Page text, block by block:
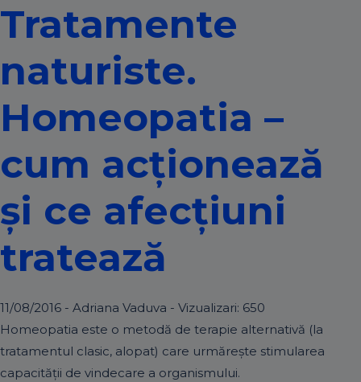
Tratamente
naturiste.
Homeopatia –
cum acţionează
şi ce afecţiuni
tratează
11/08/2016 - Adriana Vaduva - Vizualizari: 650
Homeopatia este o metodă de terapie alternativă (la
tratamentul clasic, alopat) care urmăreşte stimularea
capacităţii de vindecare a organismului.